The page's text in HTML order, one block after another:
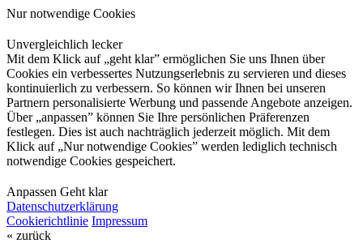
Nur notwendige Cookies
Unvergleichlich lecker
Mit dem Klick auf „geht klar” ermöglichen Sie uns Ihnen über
Cookies ein verbessertes Nutzungserlebnis zu servieren und dieses
kontinuierlich zu verbessern. So können wir Ihnen bei unseren
Partnern personalisierte Werbung und passende Angebote anzeigen.
Über „anpassen” können Sie Ihre persönlichen Präferenzen
festlegen. Dies ist auch nachträglich jederzeit möglich. Mit dem
Klick auf „Nur notwendige Cookies” werden lediglich technisch
notwendige Cookies gespeichert.
Anpassen Geht klar
Datenschutzerklärung
Cookierichtlinie Impressum
« zurück